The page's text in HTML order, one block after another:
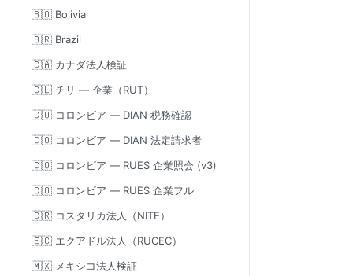
🇧🇴 Bolivia
🇧🇷 Brazil
🇨🇦 カナダ法人検証
🇨🇱 チリ — 企業（RUT）
🇨🇴 コロンビア — DIAN 税務確認
🇨🇴 コロンビア — DIAN 法定請求者
🇨🇴 コロンビア — RUES 企業照会 (v3)
🇨🇴 コロンビア — RUES 企業フル
🇨🇷 コスタリカ法人（NITE）
🇪🇨 エクアドル法人（RUCEC）
🇲🇽 メキシコ法人検証